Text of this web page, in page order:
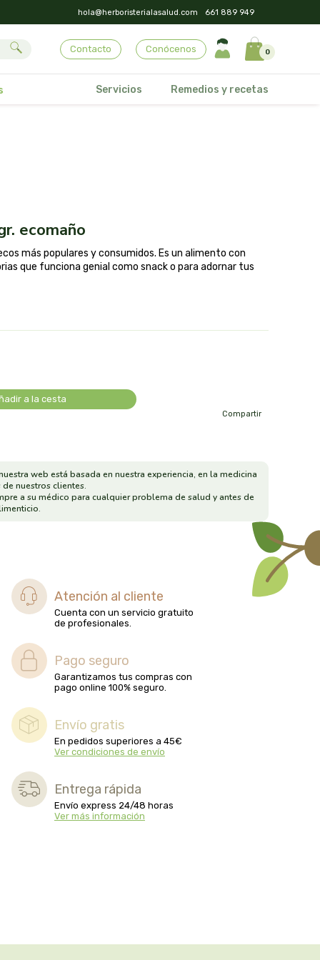
hola@herboristerialasalud.com 661 889 949
Contacto Conócenos 0
Servicios Remedios y recetas
ecomaño
más populares y consumidos. Es un alimento con
que funciona genial como snack o para adornar tus
a la cesta
Compartir
web está basada en nuestra experiencia, en la medicina
nuestros clientes.
a su médico para cualquier problema de salud y antes de
Atención al cliente
Cuenta con un servicio gratuito
de profesionales.
Pago seguro
Garantizamos tus compras con
pago online 100% seguro.
Envío gratis
En pedidos superiores a 45€
Ver condiciones de envío
Entrega rápida
Envío express 24/48 horas
Ver más información